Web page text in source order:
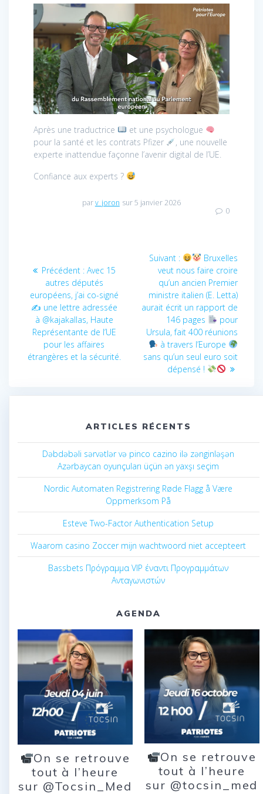
Après une traductrice
et une psychologue
pour la santé et les contrats Pfizer
, une nouvelle
experte inattendue façonne l’avenir digital de l’UE.
Confiance aux experts ?
parv_joron sur 5 janvier 2026
0
l’article
Précédent : Article
précédent
:
Avec 15
autres députés
européens, j’ai co-signé
✍️ une lettre adressée
à @kajakallas, Haute
Représentante de l’UE
pour les affaires
étrangères et la sécurité.
Suivant : Article
suivant
:
Bruxelles
veut nous faire croire
qu’un ancien Premier
ministre italien (E. Letta)
aurait écrit un rapport de
146 pages
pour
Ursula, fait 400 réunions
à travers l’Europe
sans qu’un seul euro soit
dépensé !
ARTICLES RÉCENTS
Dəbdəbəli sərvətlər və pinco cazino ilə zənginləşən
Azərbaycan oyunçuları üçün ən yaxşı seçim
Nordic Automaten Registrering Røde Flagg å Være
Oppmerksom På
Esteve Two-Factor Authentication Setup
Waarom casino Zoccer mijn wachtwoord niet accepteert
Bassbets Πρόγραμμα VIP έναντι Προγραμμάτων
Ανταγωνιστών
AGENDA
On se retrouve
tout à l’heure
sur @Tocsin_Med
On se retrouve
tout à l’heure
sur @tocsin_med